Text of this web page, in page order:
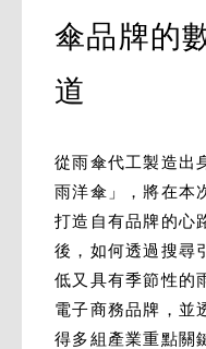
傘品牌的
道
從雨傘代工製造出
雨洋傘」，將在本
打造自有品牌的心
後，如何透過搜尋
低又具有季節性的
電子商務品牌，並
得多組產業重點關